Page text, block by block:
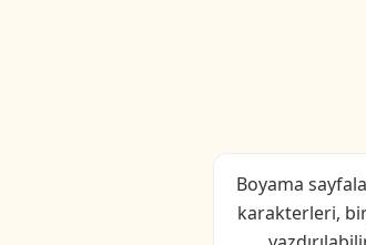
Boyama
karakterleri,